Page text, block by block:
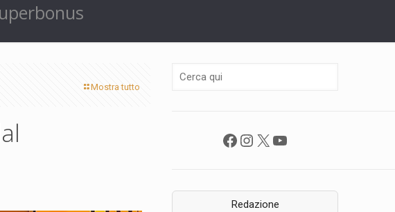
Mostra tutto
Facebook
Instagram
X YouTube
Redazione